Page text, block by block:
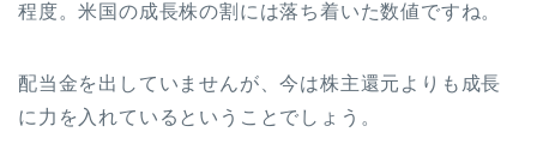
程度。米国の成長株の割には落ち着いた数値ですね。
配当金を出していませんが、今は株主還元よりも成長
に力を入れているということでしょう。